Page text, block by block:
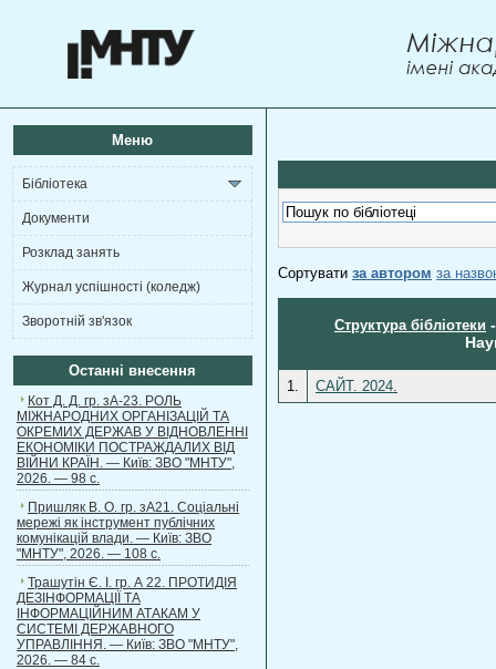
Меню
Бібліотека
Документи
Розклад занять
Журнал успішності (коледж)
Зворотній зв'язок
Останні внесення
Кот Д. Д. гр. зА-23. РОЛЬ
МІЖНАРОДНИХ ОРГАНІЗАЦІЙ ТА
ОКРЕМИХ ДЕРЖАВ У ВІДНОВЛЕННІ
ЕКОНОМІКИ ПОСТРАЖДАЛИХ ВІД
ВІЙНИ КРАЇН. — Київ: ЗВО "МНТУ",
2026. — 98 с.
Пришляк В. О. гр. зА21. Соціальні
мережі як інструмент публічних
комунікацій влади. — Київ: ЗВО
"МНТУ", 2026. — 108 с.
Трашутін Є. І. гр. А 22. ПРОТИДІЯ
ДЕЗІНФОРМАЦІЇ ТА
ІНФОРМАЦІЙНИМ АТАКАМ У
СИСТЕМІ ДЕРЖАВНОГО
УПРАВЛІННЯ. — Київ: ЗВО "МНТУ",
2026. — 84 с.
Сортувати за автором за
Структура бібліотеки
1. САЙТ. 2024.